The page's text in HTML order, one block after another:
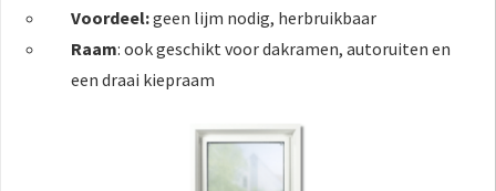
Voordeel:geen lijm nodig, herbruikbaar
Raam: ook geschikt voor dakramen, autoruiten en
een draai kiepraam